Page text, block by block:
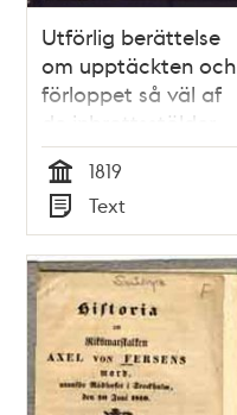
Utförlig berättelse
om upptäckten och
förloppet så väl af
de inbrottsstölder
och mord, som
natten mellan 22
och 23 april 1819
föröfvades i
Stockholm
Tid
1819
Typ
Text